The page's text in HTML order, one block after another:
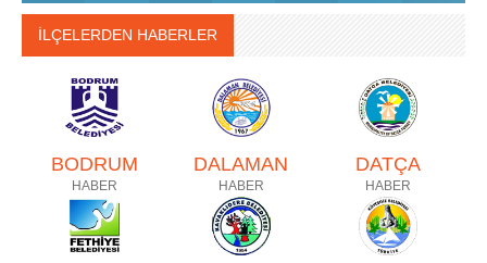
İLÇELERDEN HABERLER
BODRUM
HABER
DALAMAN
HABER
DATÇA
HABER